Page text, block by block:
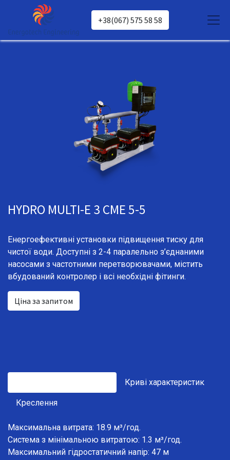
+38(067) 575 58 58
HYDRO MULTI-E 3 CME 5-5
Енергоефективні установки підвищення тиску для
чистої води. Доступні з 2-4 паралельно з’єднаними
насосами з частотними перетворювачами, містить
вбудований контролер і всі необхідні фітинги.
Ціна за запитом
Криві характеристик
Креслення
Максимальна витрата: 18.9 м³/год.
Система з мінімальною витратою: 1.3 м³/год.
Максимальний гідростатичний напір: 47 м